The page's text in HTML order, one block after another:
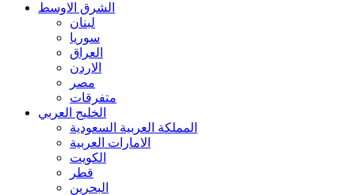
الشرق الاوسط
لبنان
سوريا
العراق
الاردن
مصر
متفرقات
الخليج العربي
المملكة العربية السعودية
الامارات العربية
الكويت
قطر
البحرين